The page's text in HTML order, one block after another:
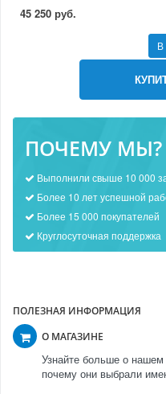
45 250 руб.
В
ПОЧЕМУ МЫ?
Выполнили свыше 10 000
Более 10 лет успешной
Более 15 000 покупателей
Круглосуточная поддержка
ПОЛЕЗНАЯ ИНФОРМАЦИЯ
О МАГАЗИНЕ
Узнайте больше о
почему они выбрали